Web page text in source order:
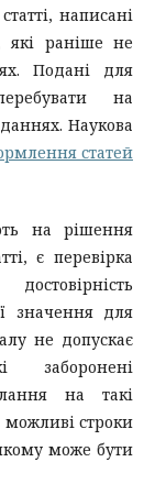
написані
які раніше не
Подані для
на
Наукова
статей
на рішення
є перевірка
значення для
не допускає
заборонені
на такі
можливі строки
може бути